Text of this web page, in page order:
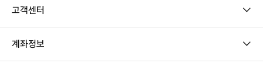
고객센터
계좌정보